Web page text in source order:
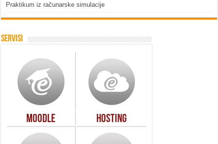
Praktikum iz računarske simulacije
Servisi
Moodle Hosting